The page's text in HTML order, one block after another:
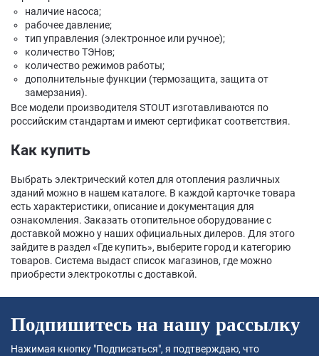
наличие насоса;
рабочее давление;
тип управления (электронное или ручное);
количество ТЭНов;
количество режимов работы;
дополнительные функции (термозащита, защита от
замерзания).
Все модели производителя STOUT изготавливаются по
российским стандартам и имеют сертификат соответствия.
Как купить
Выбрать электрический котел для отопления различных
зданий можно в нашем каталоге. В каждой карточке товара
есть характеристики, описание и документация для
ознакомления. Заказать отопительное оборудование с
доставкой можно у наших официальных дилеров. Для этого
зайдите в раздел «Где купить», выберите город и категорию
товаров. Система выдаст список магазинов, где можно
приобрести электрокотлы с доставкой.
Подпишитесь на нашу рассылку
Нажимая кнопку "Подписаться", я подтверждаю, что